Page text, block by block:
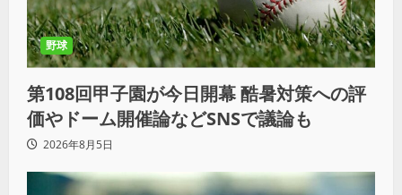
野球
第108回甲子園が今日開幕 酷暑対策への評
価やドーム開催論などSNSで議論も
2026年8月5日